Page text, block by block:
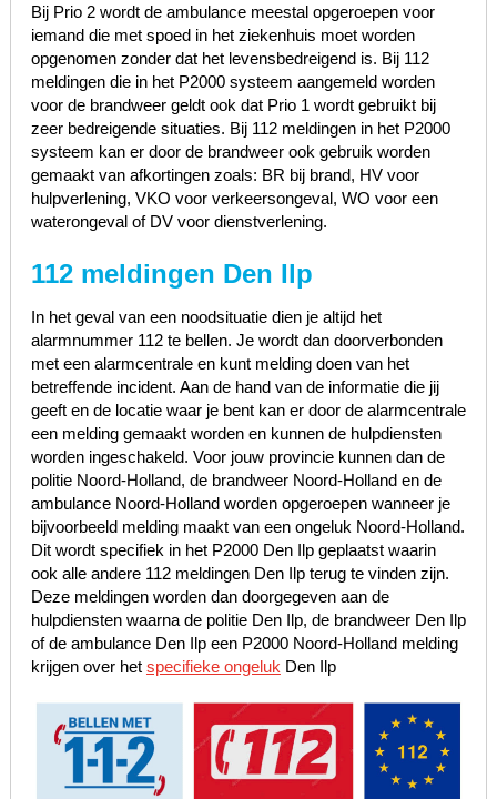
Bij Prio 2 wordt de ambulance meestal opgeroepen voor
iemand die met spoed in het ziekenhuis moet worden
opgenomen zonder dat het levensbedreigend is. Bij 112
meldingen die in het P2000 systeem aangemeld worden
voor de brandweer geldt ook dat Prio 1 wordt gebruikt bij
zeer bedreigende situaties. Bij 112 meldingen in het P2000
systeem kan er door de brandweer ook gebruik worden
gemaakt van afkortingen zoals: BR bij brand, HV voor
hulpverlening, VKO voor verkeersongeval, WO voor een
waterongeval of DV voor dienstverlening.
112 meldingen Den Ilp
In het geval van een noodsituatie dien je altijd het
alarmnummer 112 te bellen. Je wordt dan doorverbonden
met een alarmcentrale en kunt melding doen van het
betreffende incident. Aan de hand van de informatie die jij
geeft en de locatie waar je bent kan er door de alarmcentrale
een melding gemaakt worden en kunnen de hulpdiensten
worden ingeschakeld. Voor jouw provincie kunnen dan de
politie Noord-Holland, de brandweer Noord-Holland en de
ambulance Noord-Holland worden opgeroepen wanneer je
bijvoorbeeld melding maakt van een ongeluk Noord-Holland.
Dit wordt specifiek in het P2000 Den Ilp geplaatst waarin
ook alle andere 112 meldingen Den Ilp terug te vinden zijn.
Deze meldingen worden dan doorgegeven aan de
hulpdiensten waarna de politie Den Ilp, de brandweer Den Ilp
of de ambulance Den Ilp een P2000 Noord-Holland melding
krijgen over het specifieke ongeluk Den Ilp